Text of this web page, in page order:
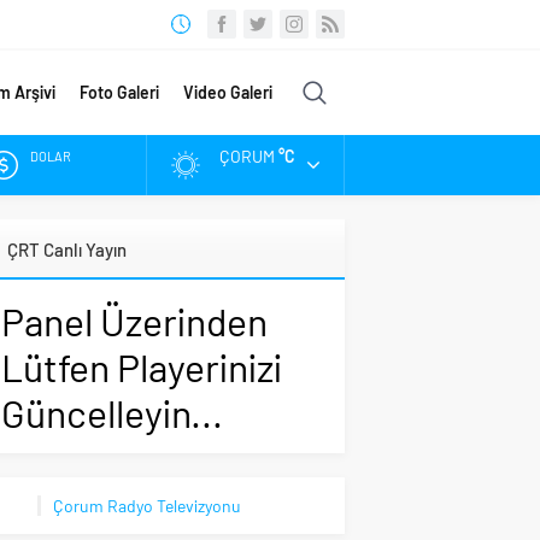
Arşivi Foto Galeri Video Galeri
DOLAR
ALTIN
BIST
ÇORUM °C
ÇRT Canlı Yayın
Panel Üzerinden
Lütfen Playerinizi
Güncelleyin...
Çorum Radyo Televizyonu